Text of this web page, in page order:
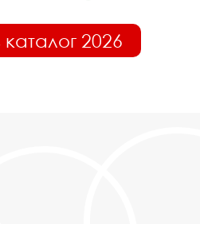
каталог 2026